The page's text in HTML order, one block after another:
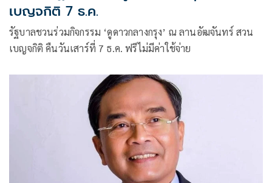
เบญจกิติ 7 ธ.ค.
รัฐบาลชวนร่วมกิจกรรม ‘ดูดาวกลางกรุง’ ณ ลานอัฒจันทร์ สวน
เบญจกิติ คืนวันเสาร์ที่ 7 ธ.ค. ฟรีไม่มีค่าใช้จ่าย